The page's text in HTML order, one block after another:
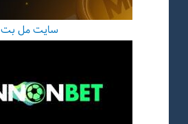
سایت مل بت